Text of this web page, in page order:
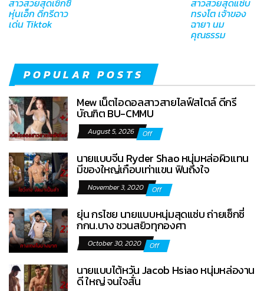
สาวสวยสุดเซ็กซี่
หุ่นเอ็ก ดีกรีดาว
เด่น Tiktok
สาวสวยสุดแซ่บ
ทรงโต เจ้าของ
ฉายา นม
คุณธรรม
POPULAR POSTS
Mew เน็ตไอดอลสาวสายไลฟ์สไตล์ ดีกรี
บัณฑิต BU-CMMU
August 5, 2026 Off
นายแบบจีน Ryder Shao หนุ่มหล่อผิวแทน
มีของใหญ่เกือบเท่าแขน ฟินถึงใจ
November 3, 2020 Off
ยุ่น กรไชย นายแบบหนุ่มสุดแซ่บ ถ่ายเซ็กซี่
กกน.บาง ชวนสยิวทุกองศา
October 30, 2020 Off
นายแบบไต้หวัน Jacob Hsiao หนุ่มหล่องาน
ดี ใหญ่ จนใจสั่น